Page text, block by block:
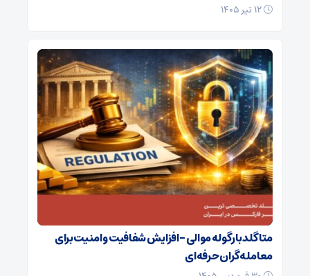
متاگلد با رگوله موالی – افزایش شفافیت و امنیت برای
معامله‌گران حرفه‌ای